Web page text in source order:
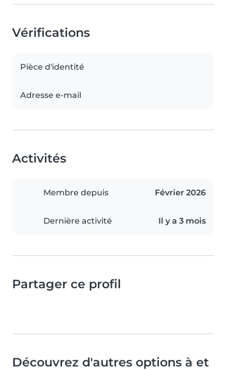
Vérifications
Pièce d'identité
Adresse e-mail
Activités
Membre depuis Février 2026
Dernière activité Il y a 3 mois
Partager ce profil
Découvrez d'autres options à et